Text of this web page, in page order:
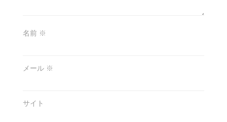
名前 ※
メール ※
サイト